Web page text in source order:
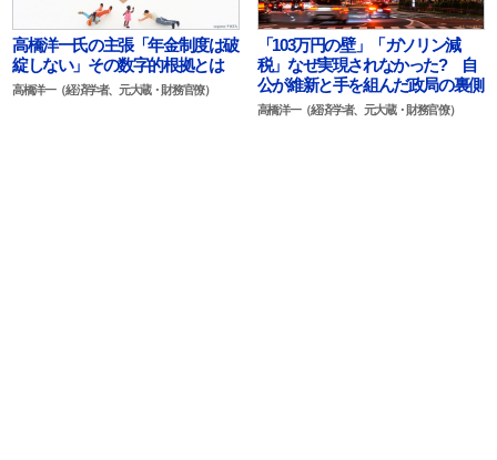
高橋洋一氏の主張「年金制度は破
綻しない」その数字的根拠とは
高橋洋一（経済学者、元大蔵・財務官僚）
「103万円の壁」「ガソリン減
税」なぜ実現されなかった? 自
公が維新と手を組んだ政局の裏側
高橋洋一（経済学者、元大蔵・財務官僚）